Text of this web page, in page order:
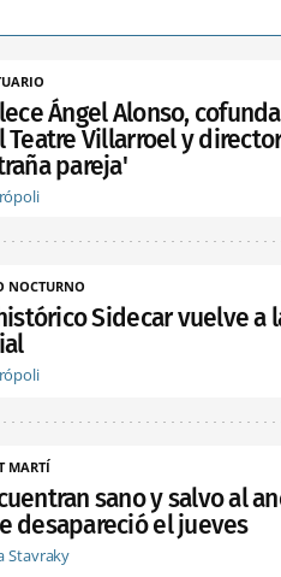
Ángel Alonso,
Teatre Villarroel y
pareja'
NOCTURNO
Sidecar vuelve a
MARTÍ
sano y salvo al
desapareció el jueves
Stavraky